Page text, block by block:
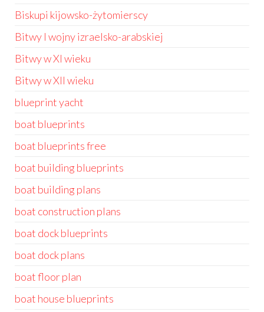
Biskupi kijowsko-żytomierscy
Bitwy I wojny izraelsko-arabskiej
Bitwy w XI wieku
Bitwy w XII wieku
blueprint yacht
boat blueprints
boat blueprints free
boat building blueprints
boat building plans
boat construction plans
boat dock blueprints
boat dock plans
boat floor plan
boat house blueprints